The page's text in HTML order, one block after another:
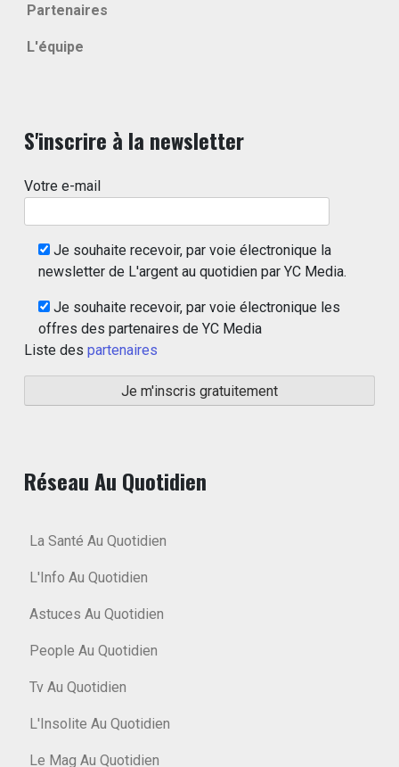
Partenaires
L'équipe
S'inscrire à la newsletter
Votre e-mail
Je souhaite recevoir, par voie électronique la
newsletter de L'argent au quotidien par YC Media.
Je souhaite recevoir, par voie électronique les
offres des partenaires de YC Media
Liste des partenaires
Réseau Au Quotidien
La Santé Au Quotidien
L'Info Au Quotidien
Astuces Au Quotidien
People Au Quotidien
Tv Au Quotidien
L'Insolite Au Quotidien
Le Mag Au Quotidien